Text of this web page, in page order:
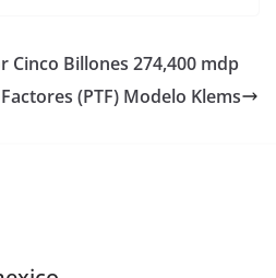
Cinco Billones 274,400 mdp
(PTF) Modelo Klems